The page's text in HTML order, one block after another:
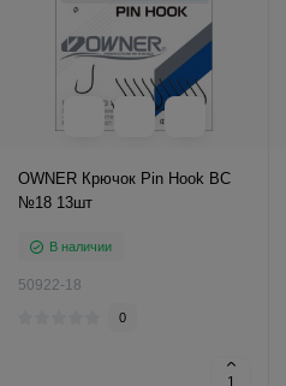
OWNER Крючок Pin Hook BC
№18 13шт
В наличии
50922-18
0